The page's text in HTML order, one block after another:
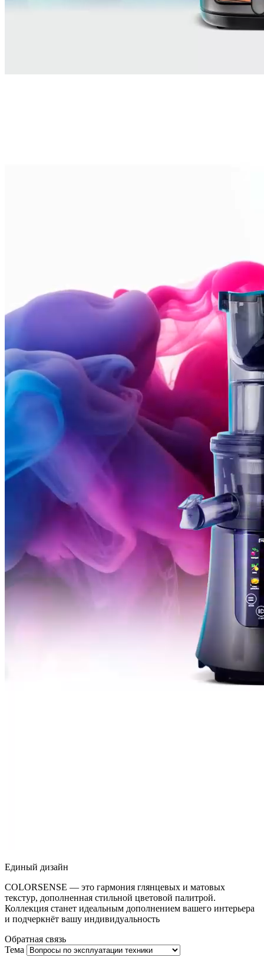
Единый дизайн
COLORSENSE — это гармония глянцевых и матовых
текстур, дополненная стильной цветовой палитрой.
Коллекция станет идеальным дополнением вашего интерьера
и подчеркнёт вашу индивидуальность
Обратная связь
Тема